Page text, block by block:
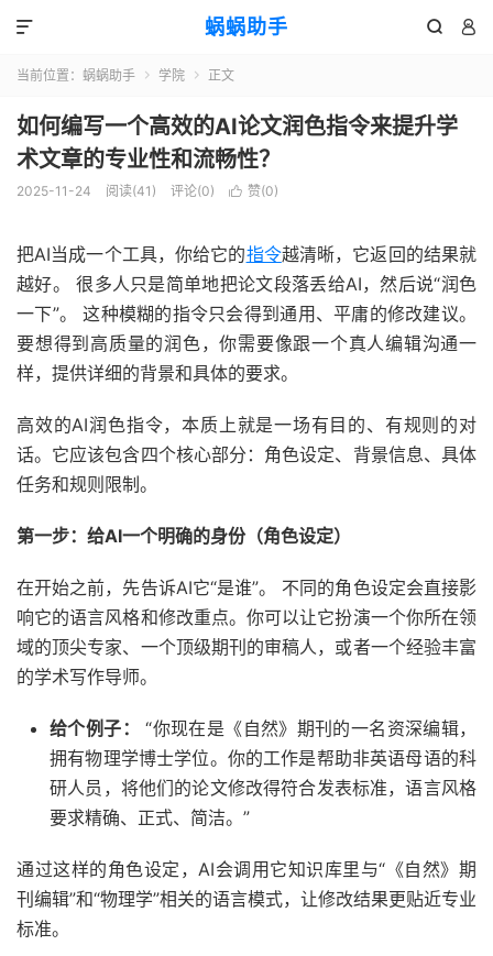
蜗蜗助手  

当前位置： 蜗蜗助手  学院  正文
如何编写一个高效的AI论文润色指令来提升学
术文章的专业性和流畅性？
2025-11-24 阅读(41 ) 评论(0)  赞(0)
把AI当成一个工具，你给它的指令越清晰，它返回的结果就
越好。 很多人只是简单地把论文段落丢给AI，然后说“润色
一下”。 这种模糊的指令只会得到通用、平庸的修改建议。
要想得到高质量的润色，你需要像跟一个真人编辑沟通一
样，提供详细的背景和具体的要求。
高效的AI润色指令，本质上就是一场有目的、有规则的对
话。它应该包含四个核心部分：角色设定、背景信息、具体
任务和规则限制。
第一步：给AI一个明确的身份（角色设定）
在开始之前，先告诉AI它“是谁”。 不同的角色设定会直接影
响它的语言风格和修改重点。你可以让它扮演一个你所在领
域的顶尖专家、一个顶级期刊的审稿人，或者一个经验丰富
的学术写作导师。
给个例子：
“你现在是《自然》期刊的一名资深编辑，
拥有物理学博士学位。你的工作是帮助非英语母语的科
研人员，将他们的论文修改得符合发表标准，语言风格
要求精确、正式、简洁。”
通过这样的角色设定，AI会调用它知识库里与“《自然》期
刊编辑”和“物理学”相关的语言模式，让修改结果更贴近专业
标准。